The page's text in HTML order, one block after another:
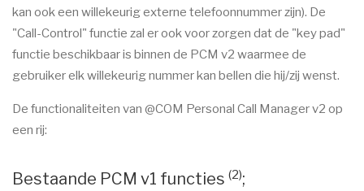
kan ook een willekeurig externe telefoonnummer zijn). De
"Call-Control" functie zal er ook voor zorgen dat de "key pad"
functie beschikbaar is binnen de PCM v2 waarmee de
gebruiker elk willekeurig nummer kan bellen die hij/zij wenst.
De functionaliteiten van @COM Personal Call Manager v2 op
een rij:
Bestaande PCM v1 functies (2);